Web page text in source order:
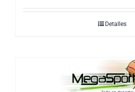
Detalles